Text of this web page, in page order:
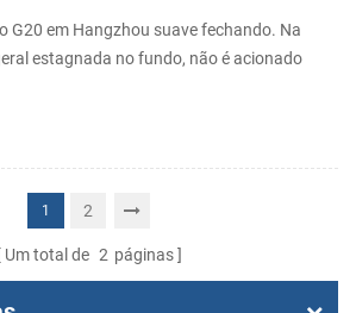
G20 em Hangzhou suave fechando. Na
estagnada no fundo, não é acionado
global de transfronteiriço de electricidade
também trouxe muitas coisas boas para
transfronteiriço de negócios eletrônicos.
do comércio global em
1 2
Um total de 2 páginas